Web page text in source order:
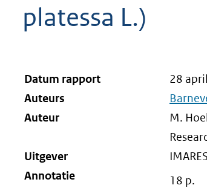
platessa L.)
Datum rapport
28
Auteurs
Auteur
M.
Uitgever
Annotatie
18 p.